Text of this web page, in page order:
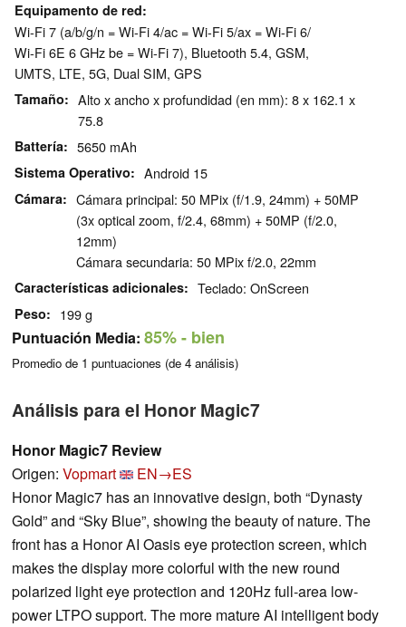
Equipamento de red
Wi-Fi 7 (a/b/g/n = Wi-Fi 4/ac = Wi-Fi 5/ax = Wi-Fi 6/
Wi-Fi 6E 6 GHz be = Wi-Fi 7), Bluetooth 5.4, GSM,
UMTS, LTE, 5G, Dual SIM, GPS
Tamaño
Alto x ancho x profundidad (en mm): 8 x 162.1 x
75.8
Battería 5650 mAh
Sistema Operativo Android 15
Cámara
Cámara principal: 50 MPix (f/1.9, 24mm) + 50MP
(3x optical zoom, f/2.4, 68mm) + 50MP (f/2.0,
12mm)
Cámara secundaria: 50 MPix f/2.0, 22mm
Características adicionales Teclado: OnScreen
Peso 199 g
Puntuación Media: 85%- bien
Promedio de 1 puntuaciones (de 4 análisis)
Análisis para el Honor Magic7
Honor Magic7 Review
Origen: Vopmart
EN→ES
Honor Magic7 has an innovative design, both “Dynasty
Gold” and “Sky Blue”, showing the beauty of nature. The
front has a Honor AI Oasis eye protection screen, which
makes the display more colorful with the new round
polarized light eye protection and 120Hz full-area low-
power LTPO support. The more mature AI intelligent body